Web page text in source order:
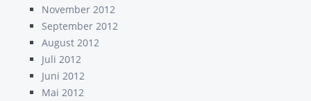
November 2012
September 2012
August 2012
Juli 2012
Juni 2012
Mai 2012